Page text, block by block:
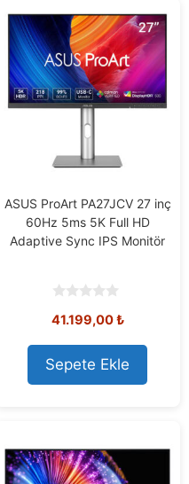
ASUS ProArt PA27JCV 27 inç
60Hz 5ms 5K Full HD
Adaptive Sync IPS Monitör
o
t
o
f
5
41.199,00₺
Sepete Ekle